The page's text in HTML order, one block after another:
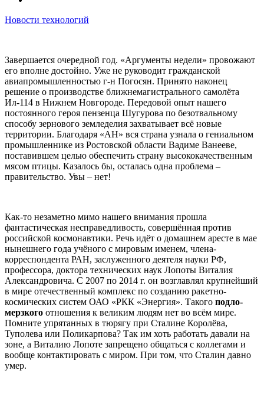
Новости технологий
Завершается очередной год. «Аргументы недели» провожают
его вполне достойно. Уже не руководит гражданской
авиапромышленностью г-н Погосян. Принято наконец
решение о производстве ближнемагистрального самолёта
Ил-114 в Нижнем Новгороде. Передовой опыт нашего
постоянного героя пензенца Шугурова по безотвальному
способу зернового земледелия захватывает всё новые
территории. Благодаря «АН» вся страна узнала о гениальном
промышленнике из Ростовской области Вадиме Ванееве,
поставившем целью обеспечить страну высококачественным
мясом птицы. Казалось бы, осталась одна проблема –
правительство. Увы – нет!
Как-то незаметно мимо нашего внимания прошла
фантастическая несправедливость, совершённая против
российской космонавтики. Речь идёт о домашнем аресте в мае
нынешнего года учёного с мировым именем, члена-
корреспондента РАН, заслуженного деятеля науки РФ,
профессора, доктора технических наук Лопоты Виталия
Александровича. С 2007 по 2014 г. он возглавлял крупнейший
в мире отечественный комплекс по созданию ракетно-
космических систем ОАО «РКК «Энергия». Такого подло-
мерзкого отношения к великим людям нет во всём мире.
Помните упрятанных в тюрягу при Сталине Королёва,
Туполева или Поликарпова? Так им хоть работать давали на
зоне, а Виталию Лопоте запрещено общаться с коллегами и
вообще контактировать с миром. При том, что Сталин давно
умер.